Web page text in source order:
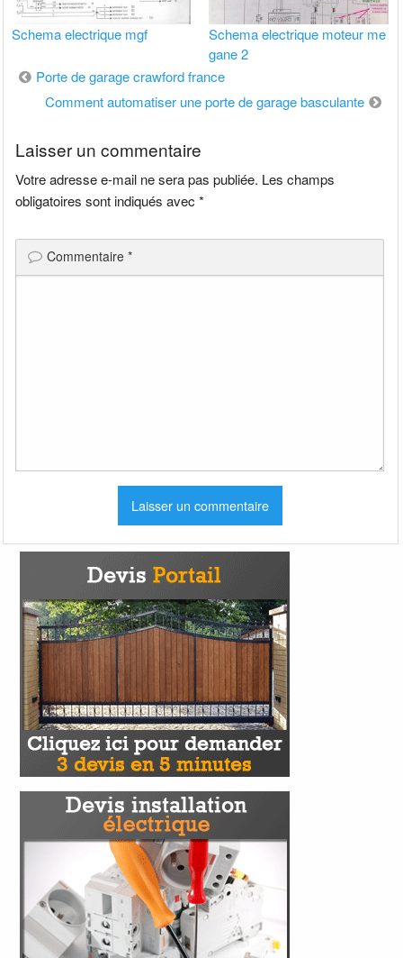
Schema electrique mgf
Schema electrique moteur me
gane 2
Navigation
Porte de garage crawford france
Comment automatiser une porte de garage basculante
Laisser un commentaire
Votre adresse e-mail ne sera pas publiée. Les champs
obligatoires sont indiqués avec*
Commentaire*